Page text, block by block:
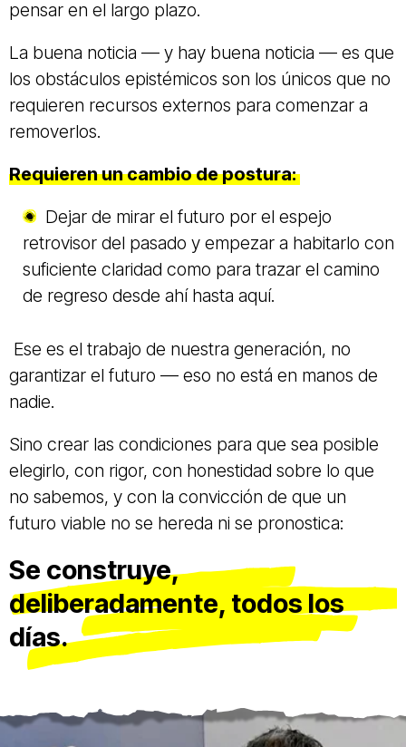
pensar en el largo plazo.
La buena noticia — y hay buena noticia — es que
los obstáculos epistémicos son los únicos que no
requieren recursos externos para comenzar a
removerlos.
Requieren un cambio de postura:
Dejar de mirar el futuro por el espejo
retrovisor del pasado y empezar a habitarlo con
suficiente claridad como para trazar el camino
de regreso desde ahí hasta aquí.
Ese es el trabajo de nuestra generación, no
garantizar el futuro — eso no está en manos de
nadie.
Sino crear las condiciones para que sea posible
elegirlo, con rigor, con honestidad sobre lo que
no sabemos, y con la convicción de que un
futuro viable no se hereda ni se pronostica:
Se construye,
deliberadamente, todos los
días.